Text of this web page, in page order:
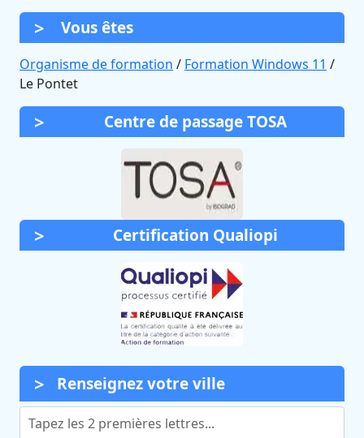
Vous êtes
Organisme de formation / Formation Windows 11 /
Le Pontet
Centre de passage TOSA
Certification Qualiopi
Renseignez votre ville